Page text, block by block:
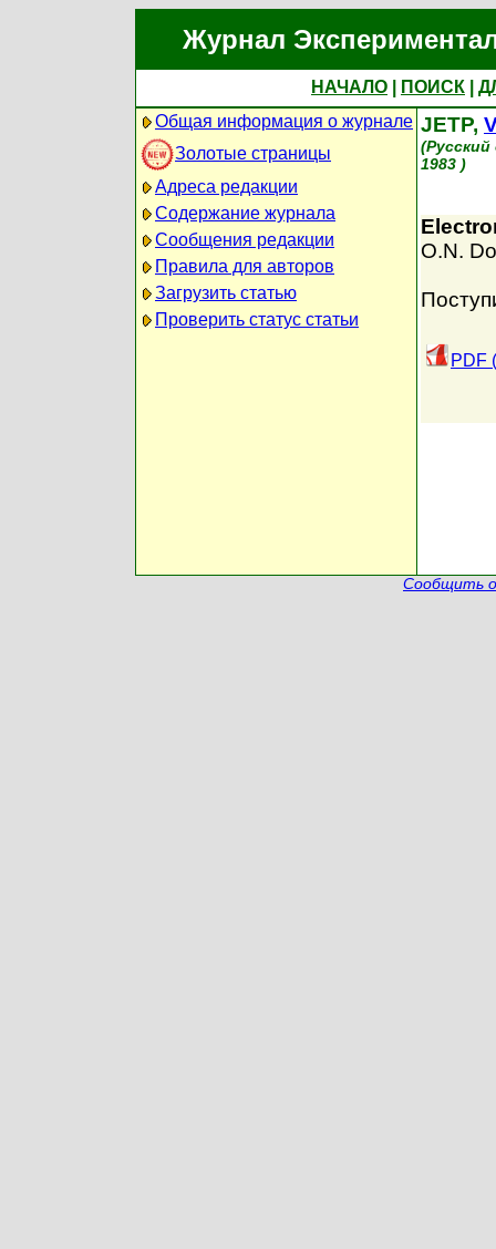
Журнал
НАЧАЛО ПОИСК
Общая информация о журнале
Золотые страницы
Адреса редакции
Содержание журнала
Сообщения редакции
Правила для авторов
Загрузить статью
Проверить статус статьи
JETP,
1983 )
O.N.
PDF
Сообщить о